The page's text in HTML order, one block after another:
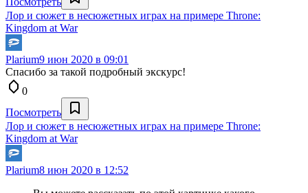
Лор и сюжет в несюжетных играх на примере Throne:
Kingdom at War
Plarium9 июн 2020 в 09:01
Спасибо за такой подробный экскурс!
0
Посмотреть
Лор и сюжет в несюжетных играх на примере Throne:
Kingdom at War
Plarium8 июн 2020 в 12:52